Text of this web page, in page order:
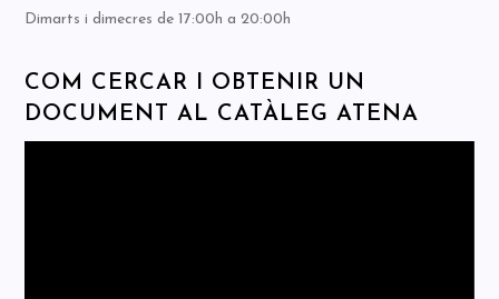
Dimarts i dimecres de 17:00h a 20:00h
COM CERCAR I OBTENIR UN
DOCUMENT AL CATÀLEG ATENA